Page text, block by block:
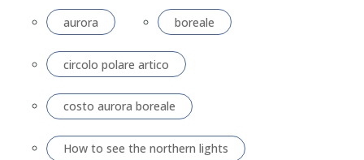
aurora boreale
circolo polare artico
costo aurora boreale
How to see the northern lights